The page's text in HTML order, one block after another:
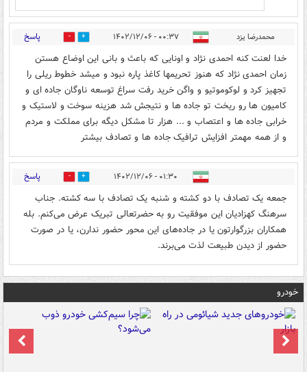
محمدرضا یزد ۰۰:۳۷ - ۱۴۰۲/۱۲/۰۶ 0 پاسخ
خدا لعنت کنه احمدی نژاد و اونایی که باعث و بانی این اوضاع هستن
زمان احمدی نژاد که هنوز تحریمها کاغذ پاره نبود و میشد خطوط ریلی را
تجهیز کرد و لوکوموتیو و واگن خرید رفت سراغ توسعه ناوگان جاده ای و
کامیون ها رو ریخت تو جاده ها و نتیجش شد هزینه سوخت و لاستیک و
خرابی جاده ها و اعتصاب و ... هزار تا مشکل دیگه برای مملکت و مردم
و از همه مهمتر افزایش ترافیک جاده ها و تصادف بیشتر
۰۱:۳۰ - ۱۴۰۲/۱۲/۰۶ 0 پاسخ
جمعه یک تصادف با دو کشته و شنبه یک تصادف با سه کشته. جناب
سرهنگ کهزادیان این موفقیت رو به حضرتعالی تبریک عرض می‌کنم. بله
همکاران بزرگوارتون یا در جاده‌های این محور حضور ندارن، یا در صورت
حضور از دیدن طبیعت لذت می‌برند.
خودرو